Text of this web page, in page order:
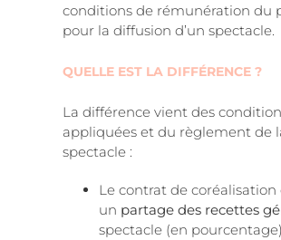
conditions de rémunération du
pour la diffusion d’un spectacle.
QUELLE EST LA DIFFÉRENCE ?
La différence vient des
appliquées et du règlement de
spectacle :
Le contrat de coréalisation
un partage des recettes
spectacle (en